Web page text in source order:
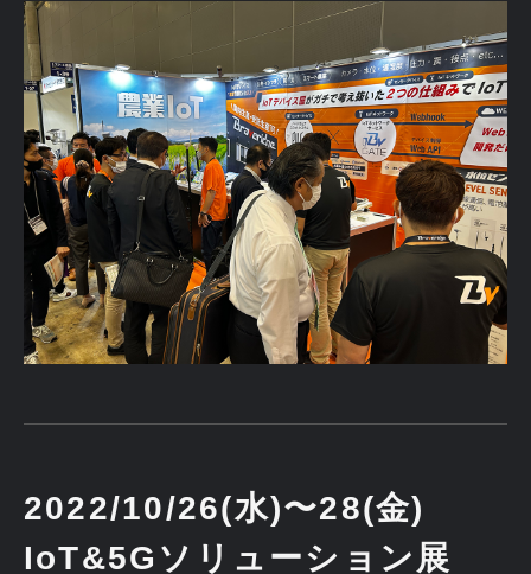
2022/10/26(水)〜28(金)
IoT&5Gソリューション展